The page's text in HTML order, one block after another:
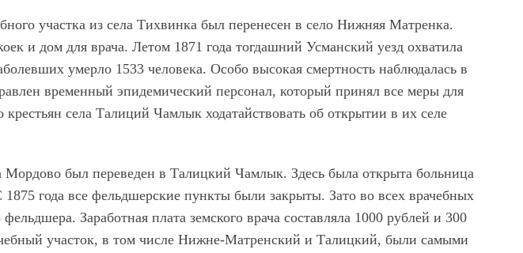
участка из села Тихвинка был перенесен в село Нижняя Матренка.
и дом для врача. Летом 1871 года тогдашний Усманский уезд охватила
умерло 1533 человека. Особо высокая смертность наблюдалась в
временный эпидемический персонал, который принял все меры для
села Талиций Чамлык ходатайствовать об открытии в их селе
Мордово был переведен в Талицкий Чамлык. Здесь была открыта больница
года все фельдшерские пункты были закрыты. Зато во всех врачебных
Заработная плата земского врача составляла 1000 рублей и 300
участок, в том числе Нижне-Матренский и Талицкий, были самыми